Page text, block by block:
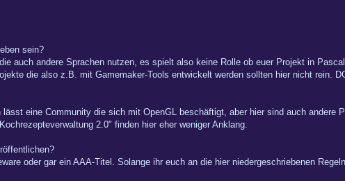
sein?
auch andere Sprachen nutzen, es spielt also keine Rolle ob euer Projekt in
die also z.B. mit Gamemaker-Tools entwickelt werden sollten hier nicht rein.
eine Community die sich mit OpenGL beschäftigt, aber hier sind auch andere
2.0" finden hier eher weniger Anklang.
oder gar ein AAA-Titel. Solange ihr euch an die hier niedergeschriebenen